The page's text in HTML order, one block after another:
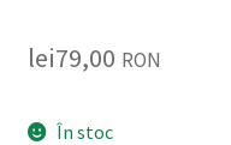
lei79,00 RON
În stoc